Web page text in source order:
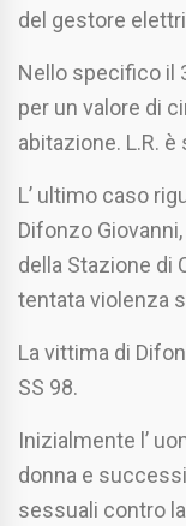
del gestore
Nello specifico il
per un valore di
abitazione. L.R.
L’ ultimo caso
Difonzo
della Stazione di
tentata violenza
La vittima di
SS 98.
Inizialmente l’
donna e
sessuali contro